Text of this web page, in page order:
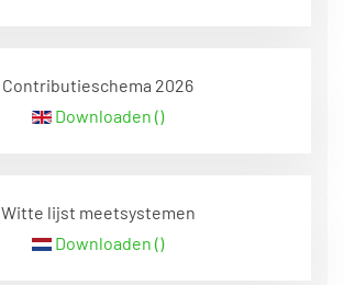
Contributieschema 2026
Downloaden ()
Witte lijst meetsystemen
Downloaden ()